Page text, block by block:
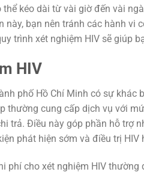
kéo dài từ vài giờ đến vài
bạn nên tránh các hành vi
trình xét nghiệm HIV sẽ giúp
HIV
phố Hồ Chí Minh có sự khác
thường cung cấp dịch vụ với
trả. Điều này góp phần hỗ trợ
phát hiện sớm và điều trị HIV
phí cho xét nghiệm HIV